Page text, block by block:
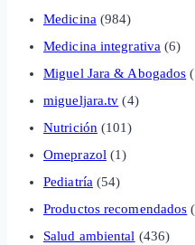
Medicina (984)
Medicina integrativa (6)
Miguel Jara & Abogados
migueljara.tv (4)
Nutrición (101)
Omeprazol (1)
Pediatría (54)
Productos recomendados
Salud ambiental (436)